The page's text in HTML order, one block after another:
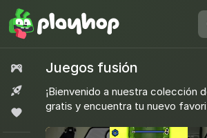
Todos los juegos
Nuevo
Popular
Juegos fusión
¡Bienvenido a nuestra colección
gratis y encuentra tu nuevo